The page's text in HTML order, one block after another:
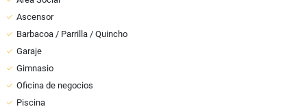
Ascensor
Barbacoa / Parrilla / Quincho
Garaje
Gimnasio
Oficina de negocios
Piscina